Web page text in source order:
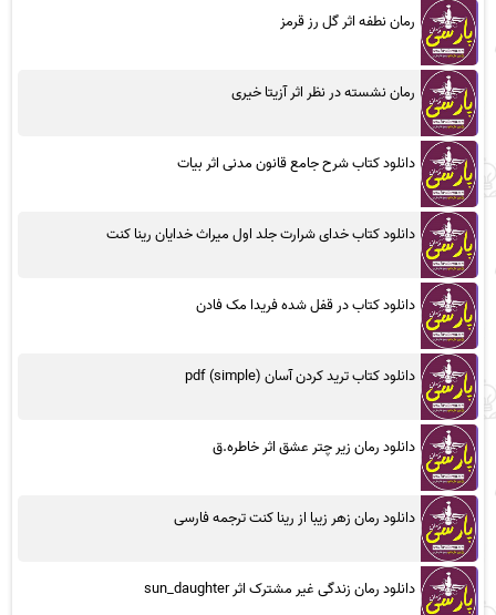
رمان نطفه اثر گل رز قرمز
رمان نشسته در نظر اثر آزیتا خیری
دانلود کتاب شرح جامع قانون مدنی اثر بیات
دانلود کتاب خدای شرارت جلد اول میراث خدایان رینا کنت
دانلود کتاب در قفل شده فریدا مک فادن
دانلود کتاب ترید کردن آسان (simple) pdf
دانلود رمان زیر چتر عشق اثر خاطره.ق
دانلود رمان زهر زیبا از رینا کنت ترجمه فارسی
دانلود رمان زندگی غیر مشترک اثر sun_daughter